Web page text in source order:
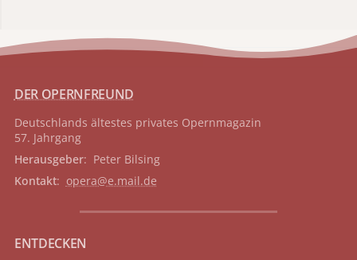
DER OPERNFREUND
Deutschlands ältestes privates Opernmagazin
57. Jahrgang
Herausgeber: Peter Bilsing
Kontakt: opera@e.mail.de
ENTDECKEN